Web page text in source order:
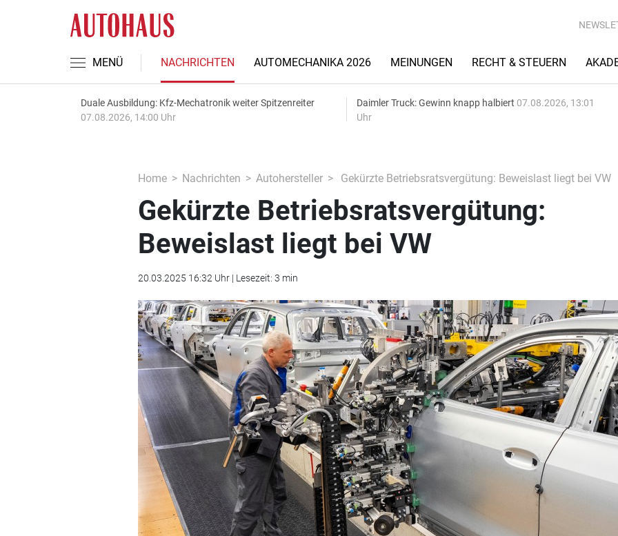
MENÜ NACHRICHTEN AUTOMECHANIKA 2026 MEINUNGEN RECHT & STEUERN
Duale Ausbildung: Kfz-Mechatronik weiter Spitzenreiter
07.08.2026, 14:00 Uhr
Daimler Truck: Gewinn knapp halbiert 07.08.2026, 13:01
Uhr
Home Nachrichten Autohersteller Gekürzte Betriebsratsvergütung: Beweislast liegt bei VW
Gekürzte Betriebsratsvergütung:
Beweislast liegt bei VW
20.03.2025 16:32 Uhr | Lesezeit: 3 min